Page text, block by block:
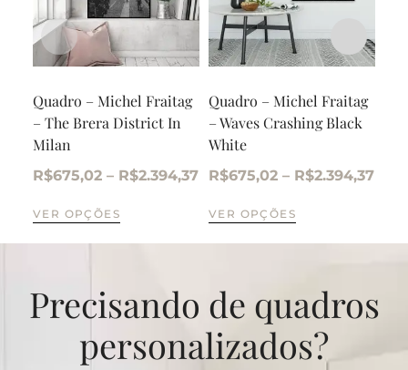
Quadro – Michel Fraitag
– The Brera District In
Milan
R$675,02 – R$2.394,37
VER OPÇÕES
Quadro – Michel Fraitag
– Waves Crashing Black
White
R$675,02 – R$2.394,37
VER OPÇÕES
Precisando de quadros
personalizados?